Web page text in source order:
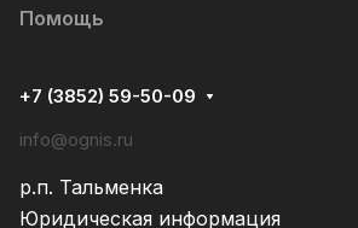
Помощь
+7 (3852) 59-50-09
info@ognis.ru
р.п. Тальменка
Юридическая информация